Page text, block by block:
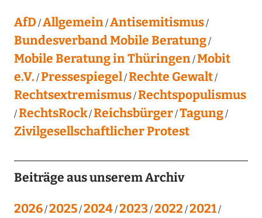
AfD Allgemein Antisemitismus
Bundesverband Mobile Beratung
Mobile Beratung in Thüringen Mobit
e.V. Pressespiegel Rechte Gewalt
Rechtsextremismus Rechtspopulismus
RechtsRock Reichsbürger Tagung
Zivilgesellschaftlicher Protest
Beiträge aus unserem Archiv
2026 2025 2024 2023 2022 2021